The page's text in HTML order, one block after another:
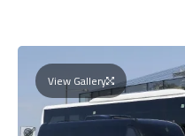
View Gallery